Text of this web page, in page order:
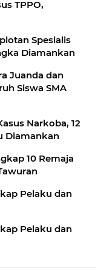
TPPO,
Spesialis
Diamankan
Juanda dan
Siswa SMA
Narkoba, 12
Diamankan
10 Remaja
Pelaku dan
Pelaku dan